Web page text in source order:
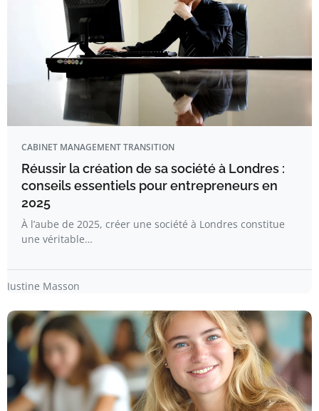
CABINET MANAGEMENT TRANSITION
Réussir la création de sa société à Londres :
conseils essentiels pour entrepreneurs en
2025
À l’aube de 2025, créer une société à Londres constitue
une véritable…
Justine Masson